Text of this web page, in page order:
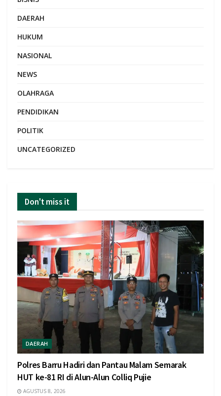
DAERAH
HUKUM
NASIONAL
NEWS
OLAHRAGA
PENDIDIKAN
POLITIK
UNCATEGORIZED
Don't miss it
DAERAH
Polres Barru Hadiri dan Pantau Malam Semarak
HUT ke-81 RI di Alun-Alun Colliq Pujie
AGUSTUS 8, 2026